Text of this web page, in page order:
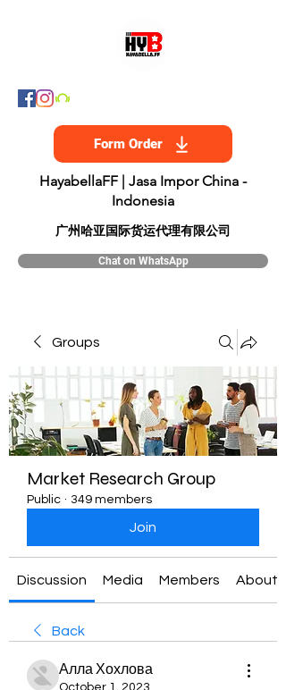
Form Order
HayabellaFF | Jasa Impor China -
Indonesia
​广州哈亚国际货运代理有限公司
Chat on WhatsApp
Groups
Market Research Group
Public · 349 members
Join
Discussion Media Members About
Back
Алла Хохлова
October 1, 2023